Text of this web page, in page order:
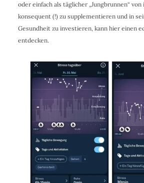
oder einfach als täglicher „Jungbrunnen“
konsequent (!) zu supplementieren und in
Gesundheit zu investieren, kann hier einen
entdecken.